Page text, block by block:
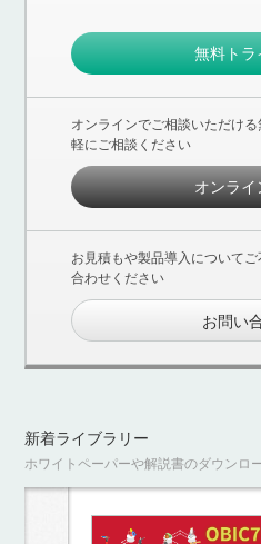
無料トラ
オンラインでご相談いただけ
軽にご相談ください
オンライ
お見積もや製品導入について
合わせください
お問い
新着ライブラリー
ホワイトペーパーや解説書のダウンロ